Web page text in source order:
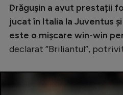
Drăgușin a avut prestații
jucat în Italia la Juventus
este o mișcare win-win
declarat ”Briliantul”,